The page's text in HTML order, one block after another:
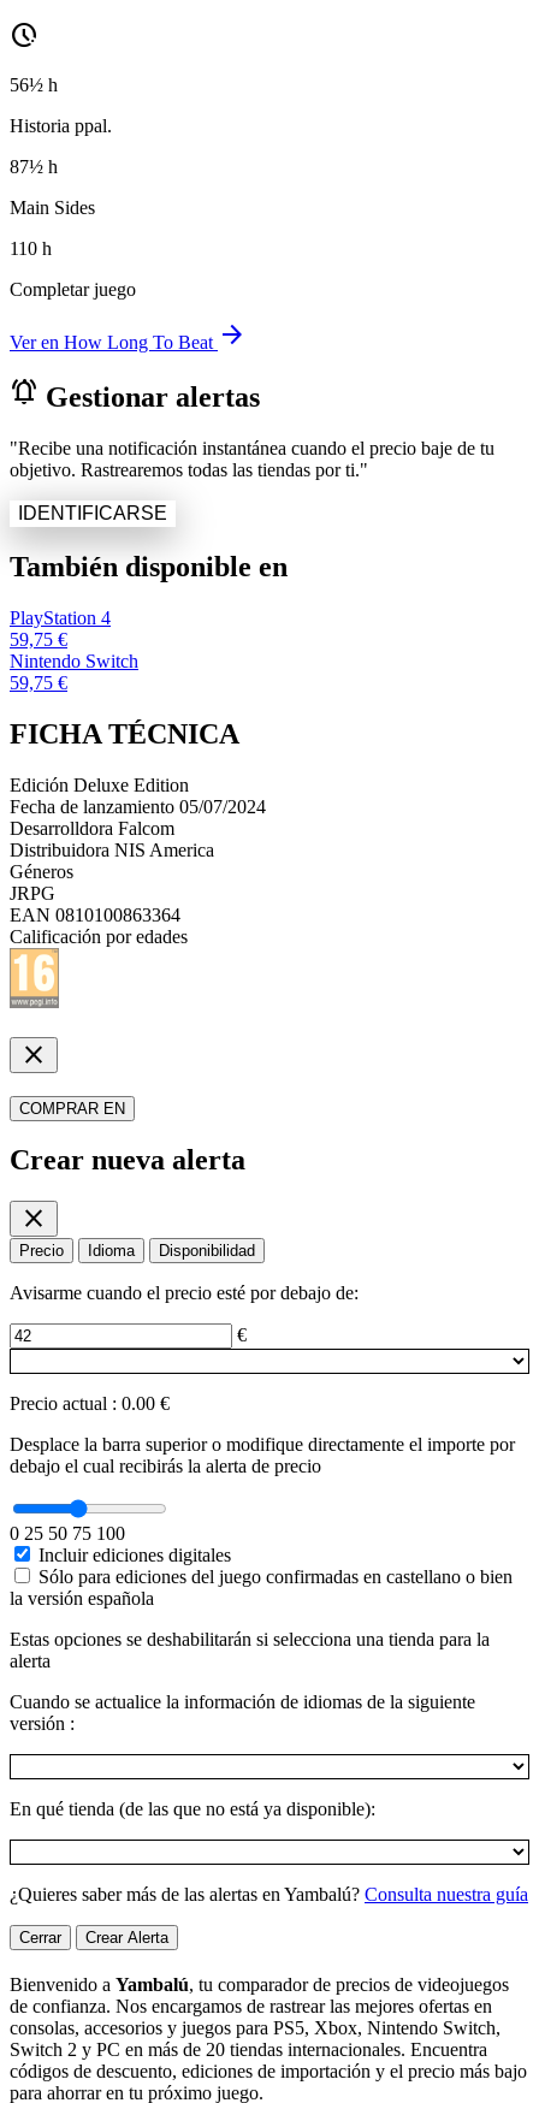
pace
56½ h
Historia ppal.
87½ h
Main Sides
110 h
Completar juego
Ver en How Long To Beat arrow_forward
notifications_active Gestionar alertas
"Recibe una notificación instantánea cuando el precio baje de tu
objetivo. Rastrearemos todas las tiendas por ti."
IDENTIFICARSE
También disponible en
PlayStation 4
59,75 €
Nintendo Switch
59,75 €
FICHA TÉCNICA
Edición Deluxe Edition
Fecha de lanzamiento 05/07/2024
Desarrolldora Falcom
Distribuidora NIS America
Géneros
JRPG
EAN 0810100863364
Calificación por edades
close
COMPRAR EN
Crear nueva alerta
close
Precio Idioma Disponibilidad
Avisarme cuando el precio esté por debajo de:
€
Precio actual : 0.00 €
Desplace la barra superior o modifique directamente el importe por
debajo el cual recibirás la alerta de precio
0 25 50 75 100
Incluir ediciones digitales
Sólo para ediciones del juego confirmadas en castellano o bien
la versión española
Estas opciones se deshabilitarán si selecciona una tienda para la
alerta
Cuando se actualice la información de idiomas de la siguiente
versión :
En qué tienda (de las que no está ya disponible):
¿Quieres saber más de las alertas en Yambalú? Consulta nuestra guía
Cerrar Crear Alerta
Bienvenido a Yambalú, tu comparador de precios de videojuegos
de confianza. Nos encargamos de rastrear las mejores ofertas en
consolas, accesorios y juegos para PS5, Xbox, Nintendo Switch,
Switch 2 y PC en más de 20 tiendas internacionales. Encuentra
códigos de descuento, ediciones de importación y el precio más bajo
para ahorrar en tu próximo juego.